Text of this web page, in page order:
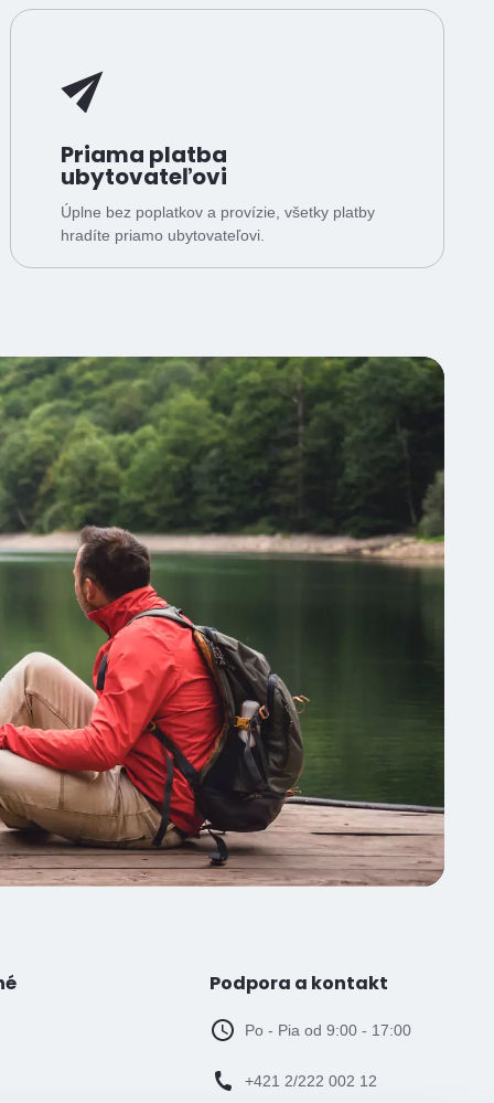
Priama platba
ubytovateľovi
Úplne bez poplatkov a provízie, všetky platby
hradíte priamo ubytovateľovi.
Podpora a kontakt
Po - Pia od 9:00 - 17:00
+421 2/222 002 12